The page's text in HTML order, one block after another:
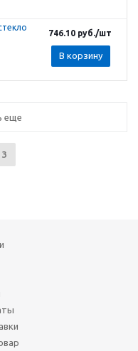
746.10руб./шт
В корзину
еще
3